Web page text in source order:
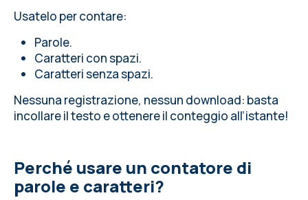
Usatelo per contare:
Parole.
Caratteri con spazi.
Caratteri senza spazi.
Nessuna registrazione, nessun download: basta
incollare il testo e ottenere il conteggio all’istante!
Perché usare un contatore di
parole e caratteri?